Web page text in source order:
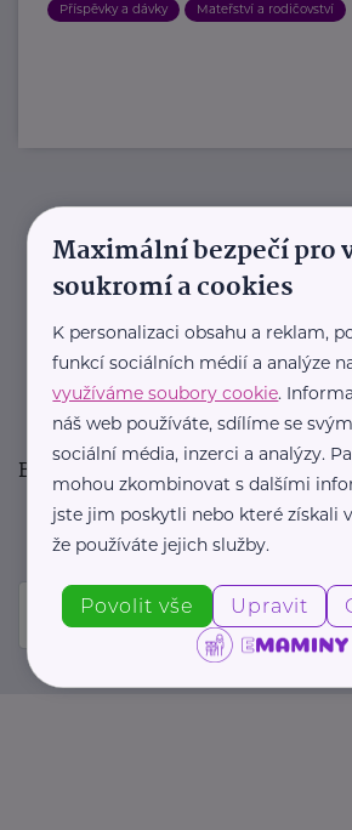
Příspěvky a dávky Mateřství a rodičovství
Pravidelný přísun novinek,
podpora pro rodiče i sdílení
Newsletter webu eMaminy.cz.
odběru a čtěte o tématech,
v náročném období nebo
Buďte první, kdo se dozví o
událostech. Prosíme, potvrďte
mailové schránce.
Maximální bezpečí pro
soukromí a cookies
K personalizaci obsahu a reklam,
funkcí sociálních médií a analýze
využíváme soubory cookie.
náš web používáte, sdílíme se
sociální média, inzerci a analýzy.
mohou zkombinovat s dalšími
jste jim poskytli nebo které získali
že používáte jejich služby.
Povolit vše Upravit